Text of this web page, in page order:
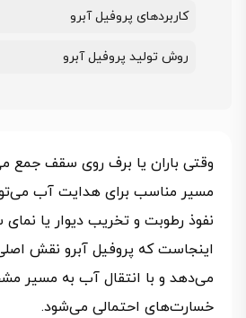
کاربردهای پروفیل آبرو
روش تولید پروفیل آبرو
وقتی باران یا برف روی سقف جمع
مسیر مناسب برای هدایت آب
نفوذ رطوبت و تخریب دیوار یا
اینجاست که پروفیل آبرو نقش
می‌دهد و با انتقال آب به مسیر
خسارت‌های احتمالی می‌شود.